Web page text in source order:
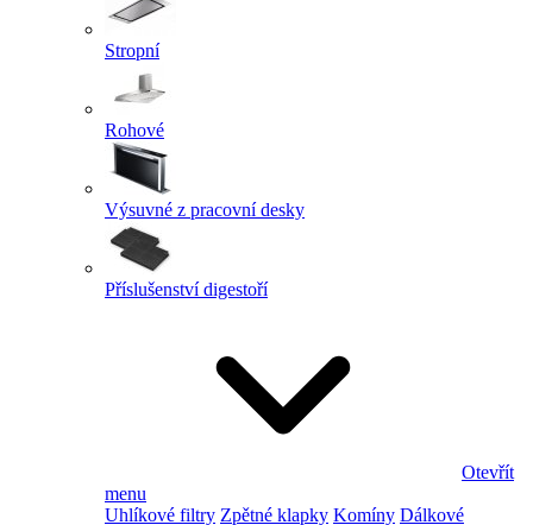
Stropní
Rohové
Výsuvné z pracovní desky
Příslušenství digestoří
Otevřít
menu
Uhlíkové filtry Zpětné klapky Komíny Dálkové